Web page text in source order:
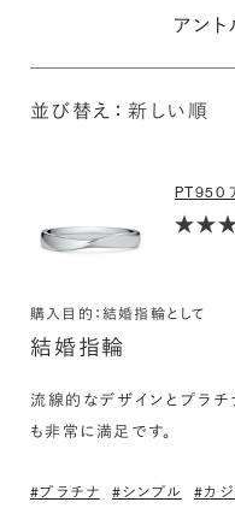
アン
並び替え：
PT950
購入目的：結婚指輪として
結婚指輪
流線的なデザインとプラ
も非常に満足です。
#プラチナ #シンプル #カ